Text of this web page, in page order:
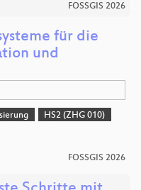
FOSSGIS 2026
für die
und
HS2 (ZHG 010)
FOSSGIS 2026